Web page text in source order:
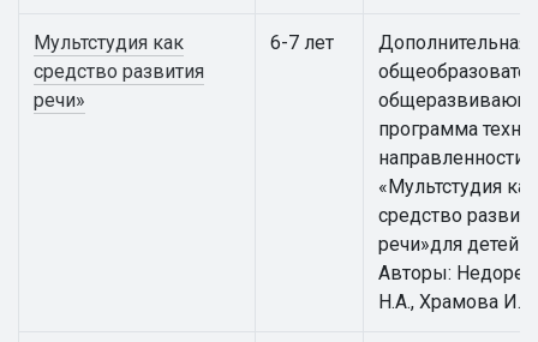
Мультстудия как
средство развития
речи»
6-7 лет
Дополнительная
программа
направленности
«Мультстудия как
средство
речи»для детей 6
Авторы:
Н.А., Храмова И.К.